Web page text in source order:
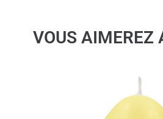
VOUS AIMEREZ